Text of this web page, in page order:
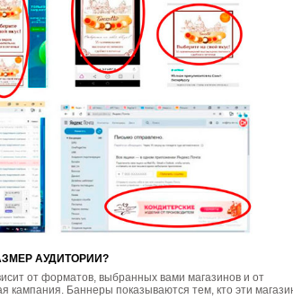
АУДИТОРИИ?
от форматов, выбранных вами магазинов и от
кампания. Баннеры показываются тем, кто эти